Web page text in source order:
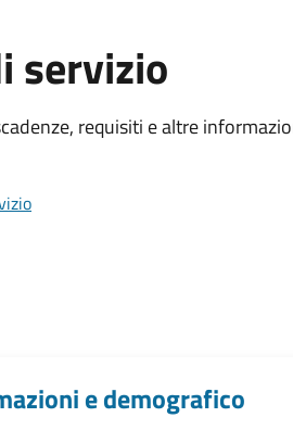
servizio
requisiti e altre
e demografico